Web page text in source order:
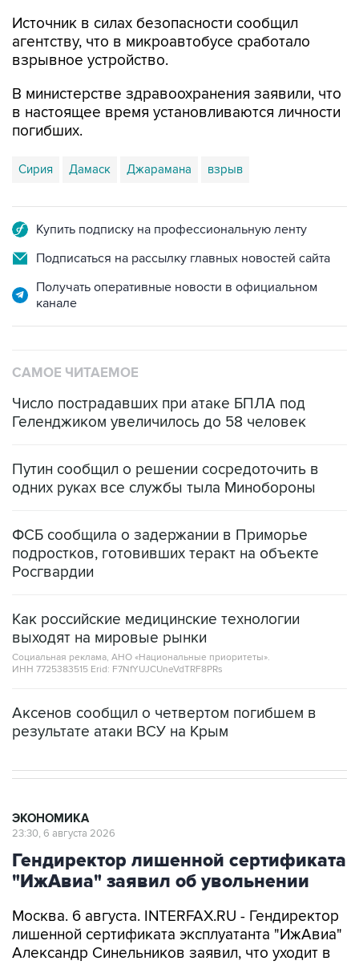
Источник в силах безопасности сообщил
агентству, что в микроавтобусе сработало
взрывное устройство.
В министерстве здравоохранения заявили, что
в настоящее время установливаются личности
погибших.
Сирия Дамаск Джарамана взрыв
Купить подписку на профессиональную ленту
Подписаться на рассылку главных новостей сайта
Получать оперативные новости в официальном
канале
САМОЕ ЧИТАЕМОЕ
Число пострадавших при атаке БПЛА под
Геленджиком увеличилось до 58 человек
Путин сообщил о решении сосредоточить в
одних руках все службы тыла Минобороны
ФСБ сообщила о задержании в Приморье
подростков, готовивших теракт на объекте
Росгвардии
Как российские медицинские технологии
выходят на мировые рынки
Социальная реклама, АНО «Национальные приоритеты».
ИНН 7725383515 Erid: F7NfYUJCUneVdTRF8PRs
Аксенов сообщил о четвертом погибшем в
результате атаки ВСУ на Крым
ЭКОНОМИКА
23:30, 6 августа 2026
Гендиректор лишенной сертификата
"ИжАвиа" заявил об увольнении
Москва. 6 августа. INTERFAX.RU - Гендиректор
лишенной сертификата эксплуатанта "ИжАвиа"
Александр Синельников заявил, что уходит в